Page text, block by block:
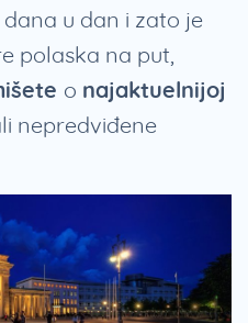
u dan i zato je
polaska na put,
o najaktuelnijoj
nepredviđene